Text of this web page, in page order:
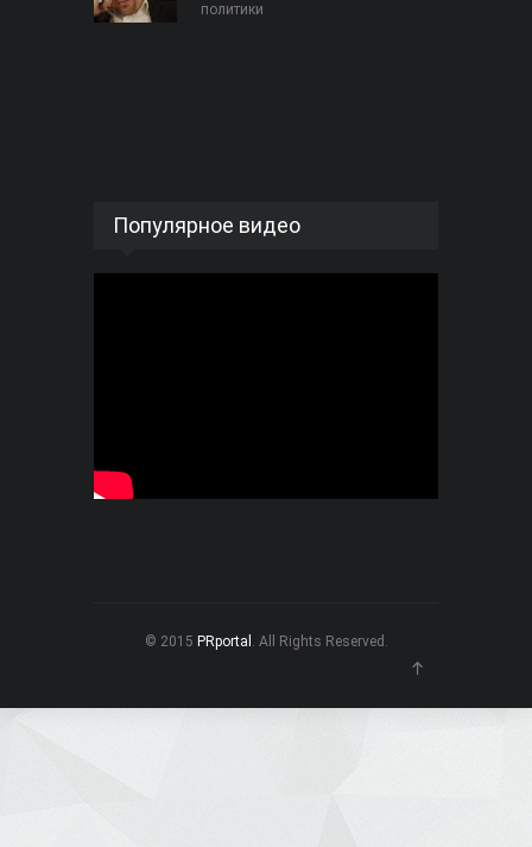
политики
Популярное видео
© 2015 PRportal . All Rights Reserved.